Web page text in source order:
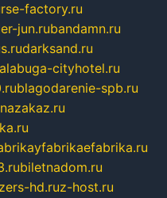
factory.ru
jun.rubandamn.ru
darksand.ru
alabuga-cityhotel.ru
blagodarenie-spb.ru
biletnadom.ru
hd.ruz-host.ru